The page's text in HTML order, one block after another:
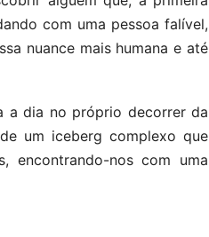
com uma pessoa falível,
nuance mais humana e até
a dia no próprio decorrer da
um iceberg complexo que
encontrando-nos com uma